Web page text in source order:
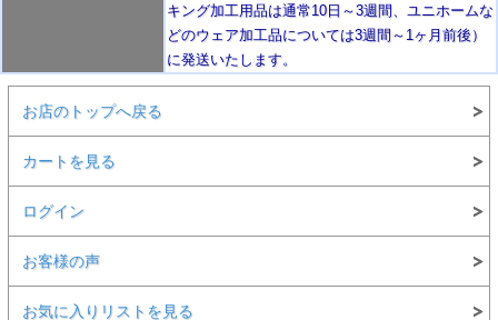
キング加工用品は通常10日 ～3週間、ユニホームな
どのウェア加工品については3週間～ 1ヶ月前後 ）
に発送いたします。
お店のトップへ戻る
カートを見る
ログイン
お客様の声
お気に入りリストを見る